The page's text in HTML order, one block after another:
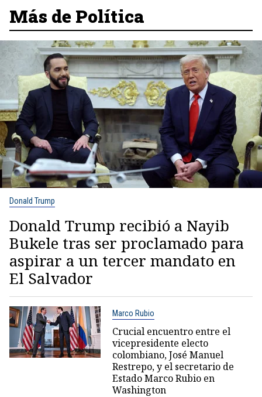
Más de Política
Donald Trump
Donald Trump recibió a Nayib
Bukele tras ser proclamado para
aspirar a un tercer mandato en
El Salvador
Marco Rubio
Crucial encuentro entre el
vicepresidente electo
colombiano, José Manuel
Restrepo, y el secretario de
Estado Marco Rubio en
Washington